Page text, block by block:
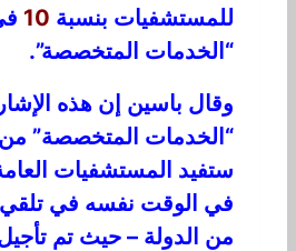
للمستشفيات بنسبة 10
“الخدمات المتخصصة”.
وقال باسين إن هذه
“الخدمات المتخصصة” من
ستفيد المستشفيات
في الوقت نفسه في تلقي
من الدولة – حيث تم